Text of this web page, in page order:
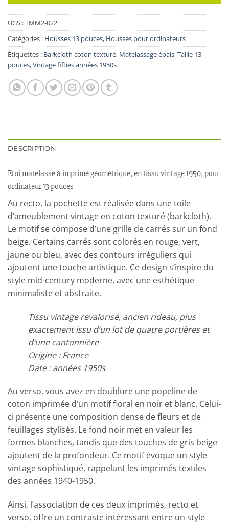
UGS :TMM2-022
Catégories : Housses 13 pouces, Housses pour ordinateurs
Étiquettes : Barkcloth coton texturé, Matelassage épais,Taille 13
pouces,Vintage fifties années 1950s
DESCRIPTION
Etui matelassé à imprimé géométrique, en tissu vintage 1950, pour
ordinateur 13 pouces
Au recto, la pochette est réalisée dans une toile
d’ameublement vintage en coton texturé (barkcloth).
Le motif se compose d’une grille de carrés sur un fond
beige. Certains carrés sont colorés en rouge, vert,
jaune ou bleu, avec des contours irréguliers qui
ajoutent une touche artistique. Ce design s’inspire du
style mid-century moderne, avec une esthétique
minimaliste et abstraite.
Tissu vintage revalorisé, ancien rideau, plus
exactement issu d’un lot de quatre portières et
d’une cantonnière
Origine : France
Date : années 1950s
Au verso, vous avez en doublure une popeline de
coton imprimée d’un motif floral en noir et blanc. Celui-
ci présente une composition dense de fleurs et de
feuillages stylisés. Le fond noir met en valeur les
formes blanches, tandis que des touches de gris beige
ajoutent de la profondeur. Ce motif évoque un style
vintage sophistiqué, rappelant les imprimés textiles
des années 1940-1950.
Ainsi, l’association de ces deux imprimés, recto et
verso, offre un contraste intéressant entre un style